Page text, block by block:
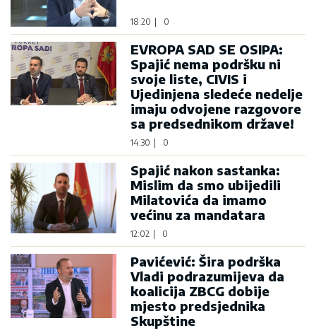
18:20 0
EVROPA SAD SE OSIPA:
Spajić nema podršku ni
svoje liste, CIVIS i
Ujedinjena sledeće nedelje
imaju odvojene razgovore
sa predsednikom države!
14:30 0
Spajić nakon sastanka:
Mislim da smo ubijedili
Milatovića da imamo
većinu za mandatara
12:02 0
Pavićević: Šira podrška
Vladi podrazumijeva da
koalicija ZBCG dobije
mjesto predsjednika
Skupštine